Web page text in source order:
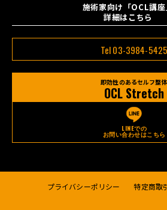
施術家向け「OCL講座
詳細はこちら
Tel 03-3984-5425
即効性のあるセルフ整体
OCL Stretch
LINEでの
お問い合わせはこちら
プライバシーポリシー 特定商取